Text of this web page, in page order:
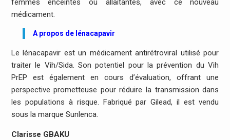
femmes enceintes ou allaitantes, avec ce nouveau
médicament.
A propos de lénacapavir
Le lénacapavir est un médicament antirétroviral utilisé pour
traiter le Vih/Sida. Son potentiel pour la prévention du Vih
PrEP est également en cours d’évaluation, offrant une
perspective prometteuse pour réduire la transmission dans
les populations à risque. Fabriqué par Gilead, il est vendu
sous la marque Sunlenca.
Clarisse GBAKU